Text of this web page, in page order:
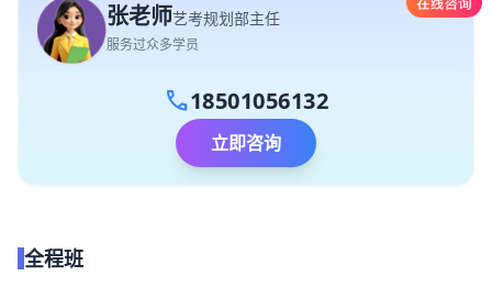
张老师艺考规划部主任
服务过众多学员
call18501056132
立即咨询
全程班